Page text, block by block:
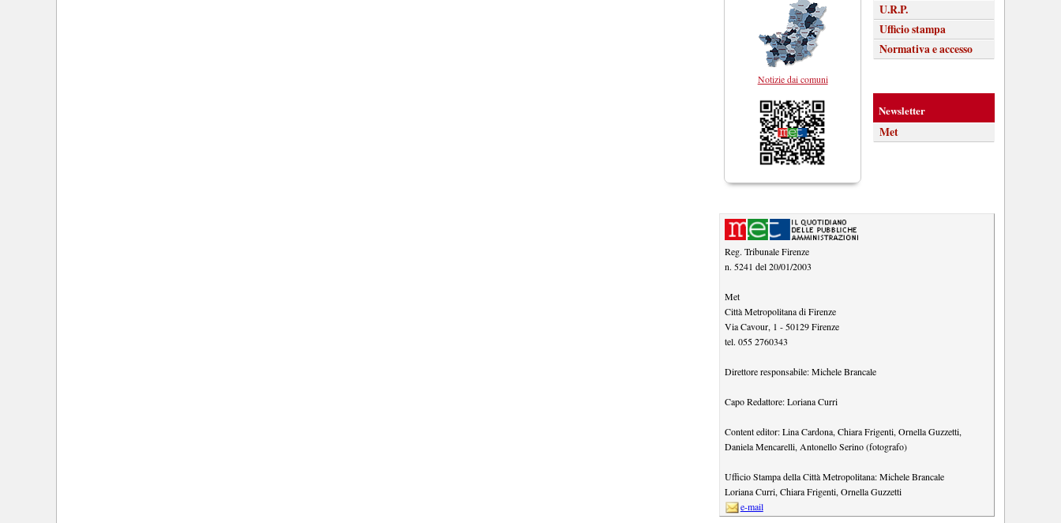
Notizie dai comuni
U.R.P.
Ufficio stampa
Normativa e accesso
Newsletter
Met
Reg. Tribunale Firenze
n. 5241 del 20/01/2003
Met
Città Metropolitana di Firenze
Via Cavour, 1 - 50129 Firenze
tel. 055 2760343
Direttore responsabile:Michele Brancale
Capo Redattore:Loriana Curri
Content editor:Lina Cardona, Chiara Frigenti, Ornella Guzzetti,
Daniela Mencarelli, Antonello Serino (fotografo)
Ufficio Stampa della Città Metropolitana:Michele Brancale
Loriana Curri, Chiara Frigenti, Ornella Guzzetti
e-mail